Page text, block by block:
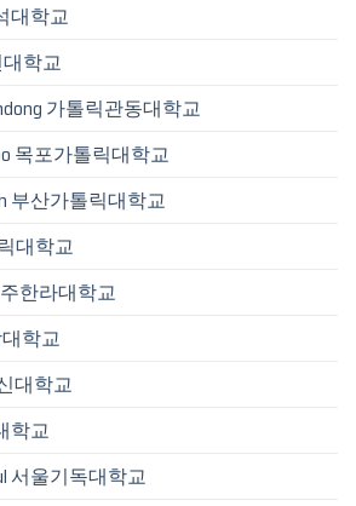
대학교
대학교
가톨릭관동대학교
목포가톨릭대학교
부산가톨릭대학교
대학교
주한라대학교
학교
대학교
학교
서울기독대학교